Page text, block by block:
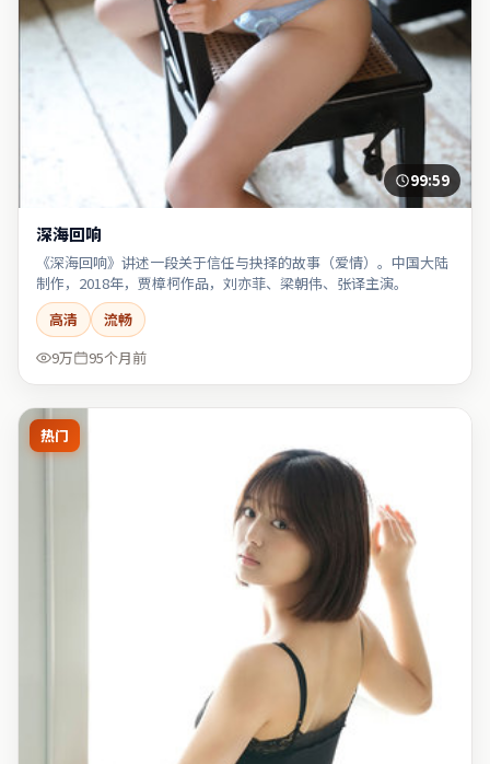
99:59
深海回响
《深海回响》讲述一段关于信任与抉择的故事（爱情）。中国大陆
制作，2018年，贾樟柯作品，刘亦菲、梁朝伟、张译主演。
高清
流畅
9万
95个月前
热门